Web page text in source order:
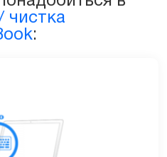
чистка
: